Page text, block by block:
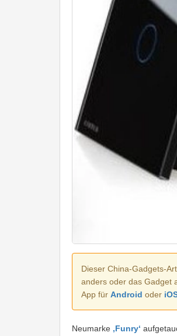
Dieser China-Gadgets-
anders oder das Gadget
App für Android oder
Neumarke ‚Funry‘